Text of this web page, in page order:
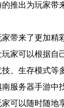
推出为玩家
带来了更加
家可以根据自
、生存模式
服务器手游中
可以随时随